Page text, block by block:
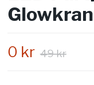
0 kr 49 kr